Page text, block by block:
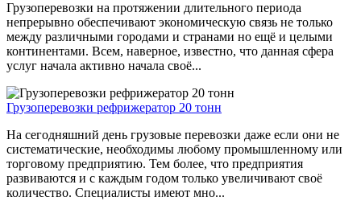
Грузоперевозки на протяжении длительного периода
непрерывно обеспечивают экономическую связь не только
между различными городами и странами но ещё и целыми
континентами. Всем, наверное, известно, что данная сфера
услуг начала активно начала своё...
Грузоперевозки рефрижератор 20 тонн
На сегодняшний день грузовые перевозки даже если они не
систематические, необходимы любому промышленному или
торговому предприятию. Тем более, что предприятия
развиваются и с каждым годом только увеличивают своё
количество. Специалисты имеют мно...